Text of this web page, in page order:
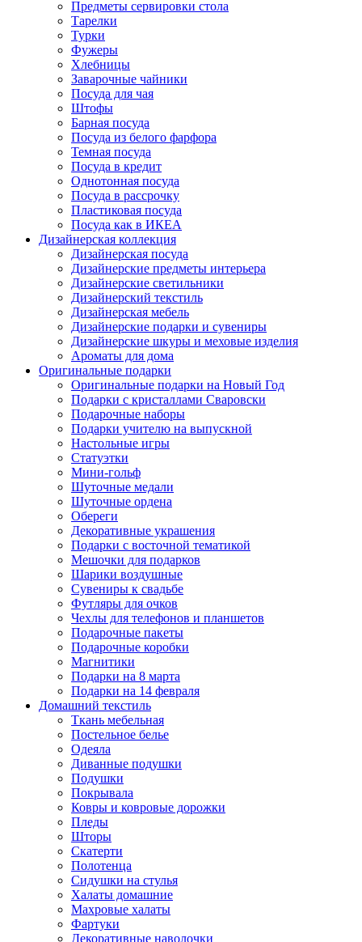
Предметы сервировки стола
Тарелки
Турки
Фужеры
Хлебницы
Заварочные чайники
Посуда для чая
Штофы
Барная посуда
Посуда из белого фарфора
Темная посуда
Посуда в кредит
Однотонная посуда
Посуда в рассрочку
Пластиковая посуда
Посуда как в ИКЕА
Дизайнерская коллекция
Дизайнерская посуда
Дизайнерские предметы интерьера
Дизайнерские светильники
Дизайнерский текстиль
Дизайнерская мебель
Дизайнерские подарки и сувениры
Дизайнерские шкуры и меховые изделия
Ароматы для дома
Оригинальные подарки
Оригинальные подарки на Новый Год
Подарки с кристаллами Сваровски
Подарочные наборы
Подарки учителю на выпускной
Настольные игры
Статуэтки
Мини-гольф
Шуточные медали
Шуточные ордена
Обереги
Декоративные украшения
Подарки с восточной тематикой
Мешочки для подарков
Шарики воздушные
Сувениры к свадьбе
Футляры для очков
Чехлы для телефонов и планшетов
Подарочные пакеты
Подарочные коробки
Магнитики
Подарки на 8 марта
Подарки на 14 февраля
Домашний текстиль
Ткань мебельная
Постельное белье
Одеяла
Диванные подушки
Подушки
Покрывала
Ковры и ковровые дорожки
Пледы
Шторы
Скатерти
Полотенца
Сидушки на стулья
Халаты домашние
Махровые халаты
Фартуки
Декоративные наволочки